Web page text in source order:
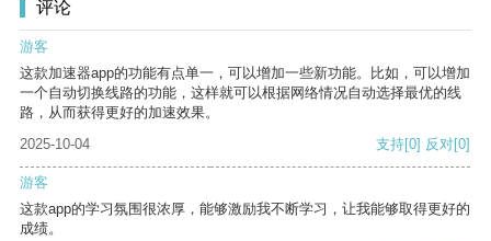
评论
游客
这款加速器app的功能有点单一，可以增加一些新功能。比如，可以增加
一个自动切换线路的功能，这样就可以根据网络情况自动选择最优的线
路，从而获得更好的加速效果。
2025-10-04
支持[0] 反对[0]
游客
这款app的学习氛围很浓厚，能够激励我不断学习，让我能够取得更好的
成绩。